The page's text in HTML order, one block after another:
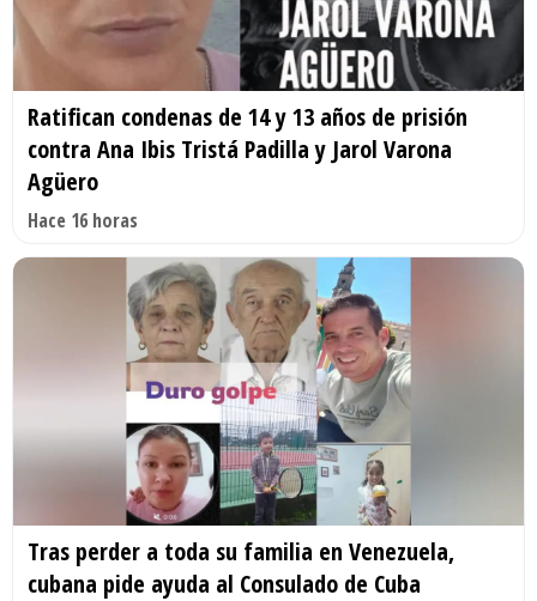
Ratifican condenas de 14 y 13 años de prisión
contra Ana Ibis Tristá Padilla y Jarol Varona
Agüero
Hace 16 horas
Tras perder a toda su familia en Venezuela,
cubana pide ayuda al Consulado de Cuba